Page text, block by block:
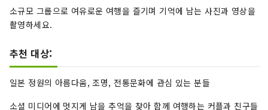
소규모 그룹으로 여유로운 여행을 즐기며 기억에 남는 사진과 영상을
촬영하세요.
추천 대상:
일본 정원의 아름다움, 조명, 전통문화에 관심 있는 분들
소셜 미디어에 멋지게 남을 추억을 찾아 함께 여행하는 커플과 친구들